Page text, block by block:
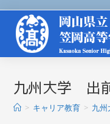
九州大学 出
> キャリア教育 > 九